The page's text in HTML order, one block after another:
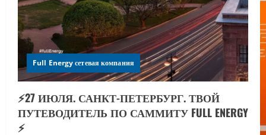
Full Energy сетевая компания
⚡️27 ИЮЛЯ. САНКТ-ПЕТЕРБУРГ. ТВОЙ
ПУТЕВОДИТЕЛЬ ПО САММИТУ FULL ENERGY
⚡️